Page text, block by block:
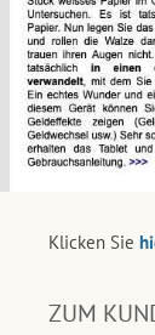
Klicken Sie
ZUM